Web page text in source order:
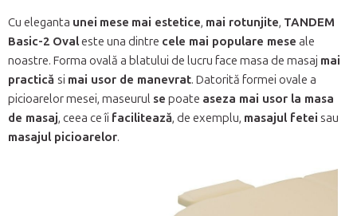
Cu eleganta unei mese mai estetice, mai rotunjite, TANDEM
Basic-2 Ovaleste una dintre cele mai populare mese ale
noastre. Forma ovală a blatului de lucru face masa de masaj mai
practică si mai usor de manevrat. Datorită formei ovale a
picioarelor mesei, maseurul se poate aseza mai usor la masa
de masaj, ceea ce îi facilitează, de exemplu, masajul fetei sau
masajul picioarelor.